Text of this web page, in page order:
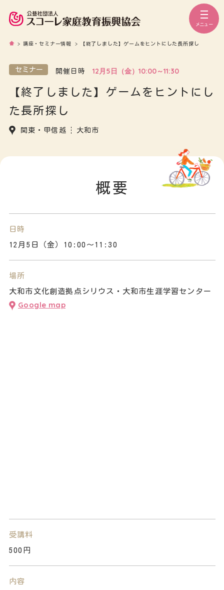
メニュー
> 講座・セミナー情報 > 【終了しました】ゲームをヒントにした長所探し
セミナー 開催日時 12月5日（金）10:00～11:30
【終了しました】ゲームをヒントにし
た長所探し
関東・甲信越 大和市
概要
日時
12月5日（金）10:00～11:30
場所
大和市文化創造拠点シリウス・大和市生涯学習センター
Google map
受講料
500円
内容